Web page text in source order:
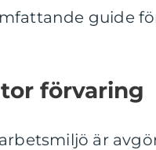
guide
förvaring
är